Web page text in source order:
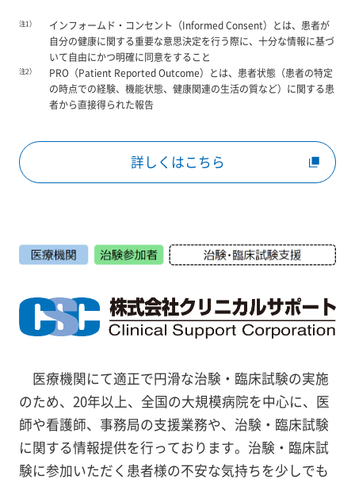
注1）
インフォームド・コンセント（Informed Consent）とは、患者が
自分の健康に関する重要な意思決定を行う際に、十分な情報に基づ
いて自由にかつ明確に同意をすること
注2）
PRO（Patient Reported Outcome）とは、患者状態（患者の特定
の時点での経験、機能状態、健康関連の生活の質など）に関する患
者から直接得られた報告
詳しくはこちら
医療機関にて適正で円滑な治験・臨床試験の実施
のため、20年以上、全国の大規模病院を中心に、医
師や看護師、事務局の支援業務や、治験・臨床試験
に関する情報提供を行っております。治験・臨床試
験に参加いただく患者様の不安な気持ちを少しでも